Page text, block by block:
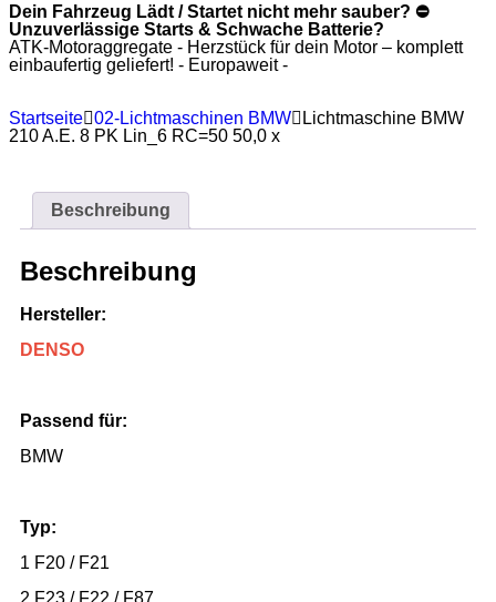
Dein Fahrzeug Lädt / Startet nicht mehr sauber? ⛔
Unzuverlässige Starts & Schwache Batterie?
ATK-Motoraggregate - Herzstück für dein Motor – komplett
einbaufertig geliefert! - Europaweit -
Startseite 02-Lichtmaschinen BMW
Lichtmaschine BMW
210 A.E. 8 PK Lin_6 RC=50 50,0 x
Beschreibung
Beschreibung
Hersteller:
DENSO
Passend für:
BMW
Typ:
1 F20 / F21